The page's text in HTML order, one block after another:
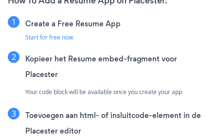
Create a Free Resume App
Start for free now
Kopieer het Resume embed-fragment voor
Placester
Your code block will be available once you create your app
Toevoegen aan html- of insluitcode-element in de
Placester editor